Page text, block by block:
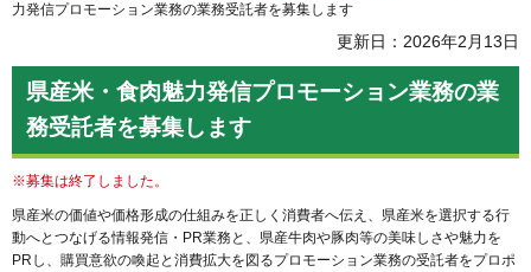
力発信プロモーション業務の業務受託者を募集します
更新日：2026年2月13日
県産米・食肉魅力発信プロモーション業務の業
務受託者を募集します
※募集は終了しました。
県産米の価値や価格形成の仕組みを正しく消費者へ伝え、県産米を選択する行
動へとつなげる情報発信・PR業務と、県産牛肉や豚肉等の美味しさや魅力を
PRし、購買意欲の喚起と消費拡大を図るプロモーション業務の受託者をプロポ